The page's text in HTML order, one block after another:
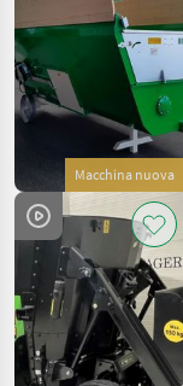
Macchina nuova